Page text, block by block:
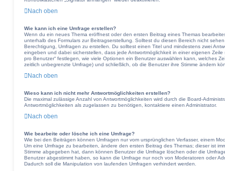
Nach oben
Wie kann ich eine Umfrage erstellen?
Wenn du ein neues Thema eröffnest oder den ersten Beitrag eines Themas
unterhalb des Formulars zur Beitragserstellung. Solltest du diesen Bereich nicht
Berechtigung, Umfragen zu erstellen. Du solltest einen Titel und mindestens zwei
eingeben und dabei sicherstellen, dass jede Antwortmöglichkeit in einer eigenen
pro Benutzer“ festlegen, wie viele Optionen ein Benutzer auswählen kann, welches
zeitlich unbegrenzte Umfrage) und schließlich, ob die Benutzer ihre Stimme ändern
Nach oben
Wieso kann ich nicht mehr Antwortmöglichkeiten erstellen?
Die maximal zulässige Anzahl von Antwortmöglichkeiten wird durch die Board-
Antwortmöglichkeiten als zugelassen zu benötigen, kontaktiere einen Administrator.
Nach oben
Wie bearbeite oder lösche ich eine Umfrage?
Wie bei den Beiträgen können Umfragen nur vom ursprünglichen Verfasser, einem
Um eine Umfrage zu bearbeiten, ändere den ersten Beitrag des Themas; dieser ist
Stimme abgegeben hat, dann können Benutzer die Umfrage löschen oder die
Benutzer abgestimmt haben, so kann die Umfrage nur noch von Moderatoren oder
Dadurch soll die Manipulation von laufenden Umfragen verhindert werden.